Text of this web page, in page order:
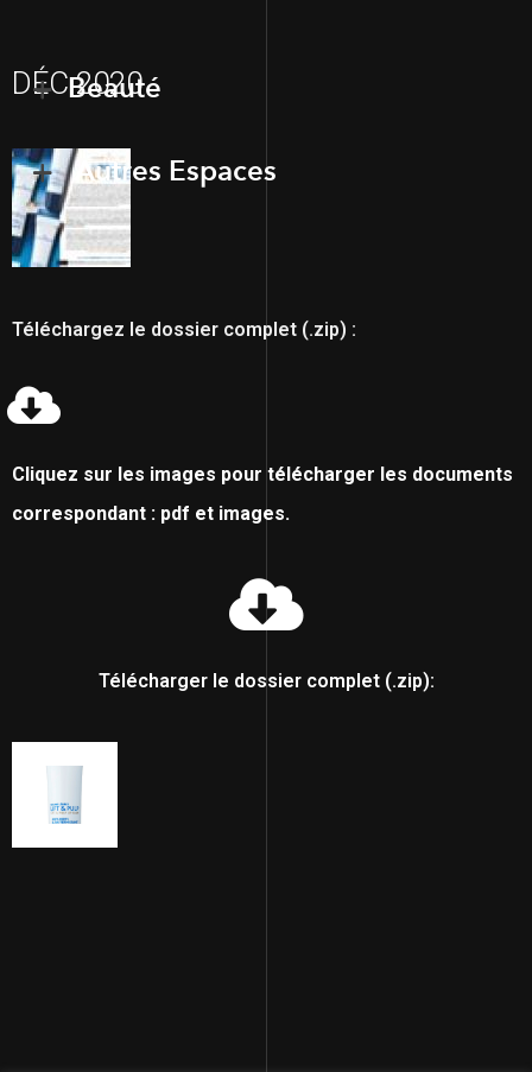
DÉC 2020
Beauté
Autres Espaces
Téléchargez le dossier complet (.zip) :
Cliquez sur les images pour télécharger les documents
correspondant : pdf et images.
Télécharger le dossier complet (.zip):